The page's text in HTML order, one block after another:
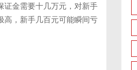
证金需要十几万元，对新手
高，新手几百元可能瞬间亏